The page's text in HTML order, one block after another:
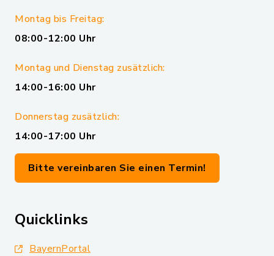
Montag bis Freitag:
08:00-12:00 Uhr
Montag und Dienstag zusätzlich:
14:00-16:00 Uhr
Donnerstag zusätzlich:
14:00-17:00 Uhr
Bitte vereinbaren Sie einen Termin!
Quicklinks
BayernPortal